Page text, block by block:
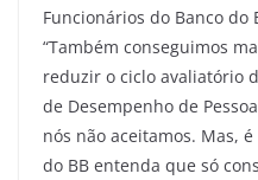
Funcionários do Banco do
“Também conseguimos
reduzir o ciclo avaliatório
de Desempenho de
nós não aceitamos. Mas,
do BB entenda que só